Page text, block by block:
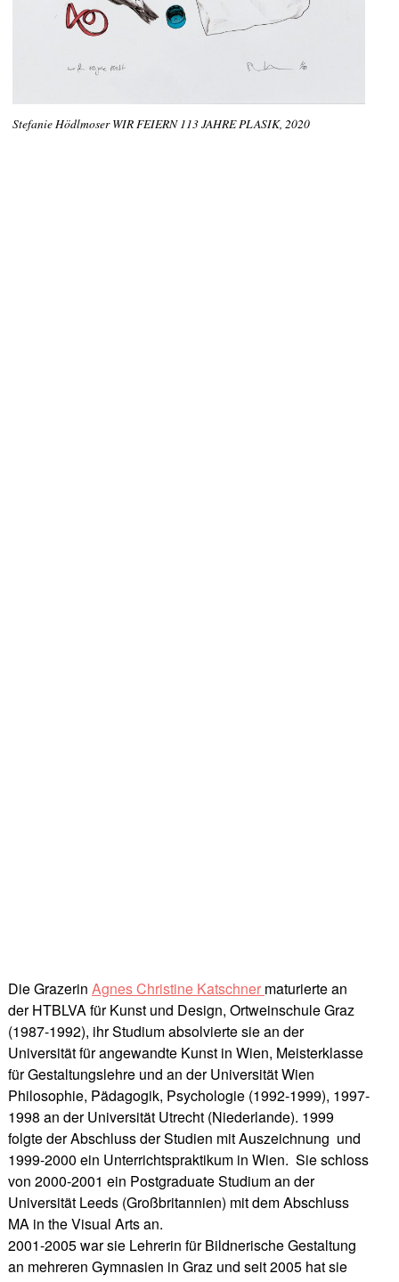
Stefanie Hödlmoser WIR FEIERN 113 JAHRE PLASIK, 2020
Die Grazerin Agnes Christine Katschner maturierte an
der HTBLVA für Kunst und Design, Ortweinschule Graz
(1987-1992), ihr Studium absolvierte sie an der
Universität für angewandte Kunst in Wien, Meisterklasse
für Gestaltungslehre und an der Universität Wien
Philosophie, Pädagogik, Psychologie (1992-1999), 1997-
1998 an der Universität Utrecht (Niederlande). 1999
folgte der Abschluss der Studien mit Auszeichnung und
1999-2000 ein Unterrichtspraktikum in Wien. Sie schloss
von 2000-2001 ein Postgraduate Studium an der
Universität Leeds (Großbritannien) mit dem Abschluss
MA in the Visual Arts an.
2001-2005 war sie Lehrerin für Bildnerische Gestaltung
an mehreren Gymnasien in Graz und seit 2005 hat sie